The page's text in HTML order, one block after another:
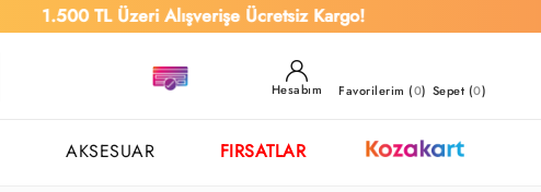
1.500 TL Üzeri Alışverişe Ücretsiz Kargo!
Hesabım Favorilerim (0) Sepet (0)
AKSESUAR FIRSATLAR